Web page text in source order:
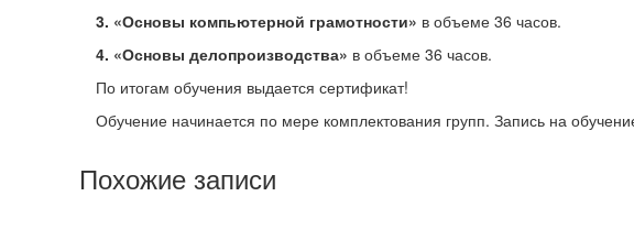
3. «Основы компьютерной грамотности» в объеме 36 часов.
4. «Основы делопроизводства» в объеме 36 часов.
По итогам обучения выдается сертификат!
Обучение начинается по мере комплектования групп. Запись на
Похожие записи